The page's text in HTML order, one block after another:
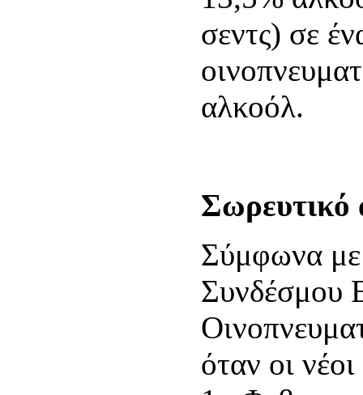
σεντς) σε
αλκοόλ.
Σωρευτικό
Σύμφωνα με
Συνδέσμου
όταν οι